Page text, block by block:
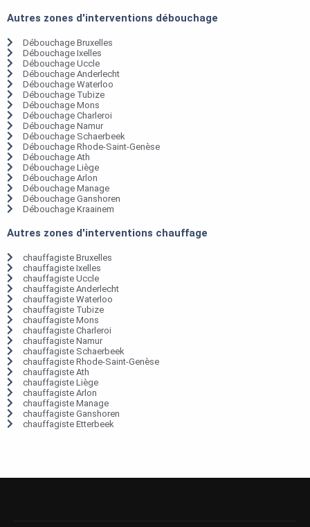
Autres zones d'interventions débouchage
Débouchage Bruxelles
Débouchage Ixelles
Débouchage Uccle
Débouchage Anderlecht
Débouchage Waterloo
Débouchage Tubize
Débouchage Mons
Débouchage Charleroi
Débouchage Namur
Débouchage Schaerbeek
Débouchage Rhode-Saint-Genèse
Débouchage Ath
Débouchage Liège
Débouchage Arlon
Débouchage Manage
Débouchage Ganshoren
Débouchage Kraainem
Autres zones d'interventions chauffage
chauffagiste Bruxelles
chauffagiste Ixelles
chauffagiste Uccle
chauffagiste Anderlecht
chauffagiste Waterloo
chauffagiste Tubize
chauffagiste Mons
chauffagiste Charleroi
chauffagiste Namur
chauffagiste Schaerbeek
chauffagiste Rhode-Saint-Genèse
chauffagiste Ath
chauffagiste Liège
chauffagiste Arlon
chauffagiste Manage
chauffagiste Ganshoren
chauffagiste Etterbeek